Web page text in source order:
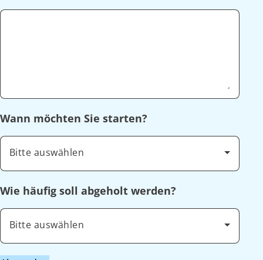
Wann möchten Sie starten?
Bitte auswählen
Wie häufig soll abgeholt werden?
Bitte auswählen